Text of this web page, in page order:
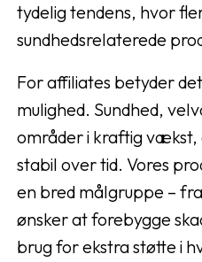
tydelig tendens, hvor
sundhedsrelaterede
For affiliates betyder
mulighed. Sundhed,
områder i kraftig
stabil over tid. Vores
en bred målgruppe –
ønsker at forebygge
brug for ekstra støtte i